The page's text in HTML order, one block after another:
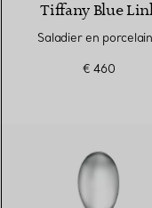
Tiffany Blue
Saladier en
€ 460